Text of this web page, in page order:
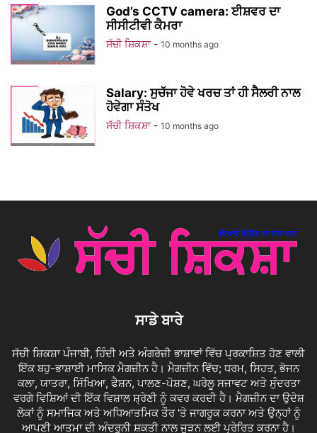
God’s CCTV camera: ਈਸ਼ਵਰ ਦਾ
ਸੀਸੀਟੀਵੀ ਕੈਮਰਾ
ਸੱਚੀ ਸ਼ਿਕਸ਼ਾ - 10 months ago
Salary: ਸੁਚੱਜਾ ਹੋਵੇ ਖਰਚ ਤਾਂ ਹੀ ਸੈਲਰੀ ਨਾਲ
ਹੋਵੇਗਾ ਸੰਤੋਖ
ਸੱਚੀ ਸ਼ਿਕਸ਼ਾ - 10 months ago
ਸਾਡੇ ਬਾਰੇ
ਸੱਚੀ ਸ਼ਿਕਸ਼ਾ ਪੰਜਾਬੀ, ਹਿੰਦੀ ਅਤੇ ਅੰਗਰੇਜ਼ੀ ਭਾਸ਼ਾਵਾਂ ਵਿੱਚ ਪ੍ਰਕਾਸ਼ਿਤ ਹੋਣ ਵਾਲੀ
ਇੱਕ ਬਹੁ-ਭਾਸ਼ਾਈ ਮਾਸਿਕ ਮੈਗਜ਼ੀਨ ਹੈ। ਮੈਗਜ਼ੀਨ ਵਿੱਚ; ਧਰਮ, ਸਿਹਤ, ਭੋਜਨ
ਕਲਾ, ਯਾਤਰਾ, ਸਿੱਖਿਆ, ਫੈਸ਼ਨ, ਪਾਲਣ-ਪੋਸ਼ਣ, ਘਰੇਲੂ ਸਜਾਵਟ ਅਤੇ ਸੁੰਦਰਤਾ
ਵਰਗੇ ਵਿਸ਼ਿਆਂ ਦੀ ਇੱਕ ਵਿਸ਼ਾਲ ਸ਼੍ਰੇਣੀ ਨੂੰ ਕਵਰ ਕਰਦੀ ਹੈ। ਮੈਗਜ਼ੀਨ ਦਾ ਉਦੇਸ਼
ਲੋਕਾਂ ਨੂੰ ਸਮਾਜਿਕ ਅਤੇ ਅਧਿਆਤਮਿਕ ਤੌਰ 'ਤੇ ਜਾਗਰੂਕ ਕਰਨਾ ਅਤੇ ਉਨ੍ਹਾਂ ਨੂੰ
ਆਪਣੀ ਆਤਮਾ ਦੀ ਅੰਦਰੂਨੀ ਸ਼ਕਤੀ ਨਾਲ ਜੁੜਨ ਲਈ ਪ੍ਰੇਰਿਤ ਕਰਨਾ ਹੈ।